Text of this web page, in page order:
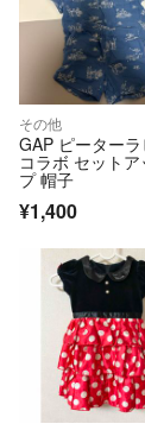
その他
GAP ピーターラ
コラボ セットア
プ 帽子
¥1,400